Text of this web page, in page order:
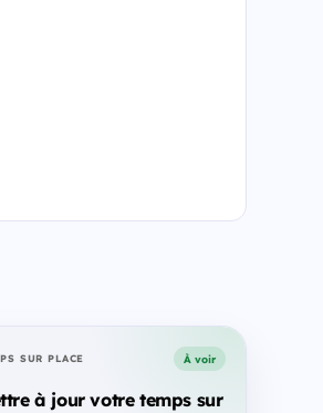
SUR PLACE À voir
à jour votre temps sur